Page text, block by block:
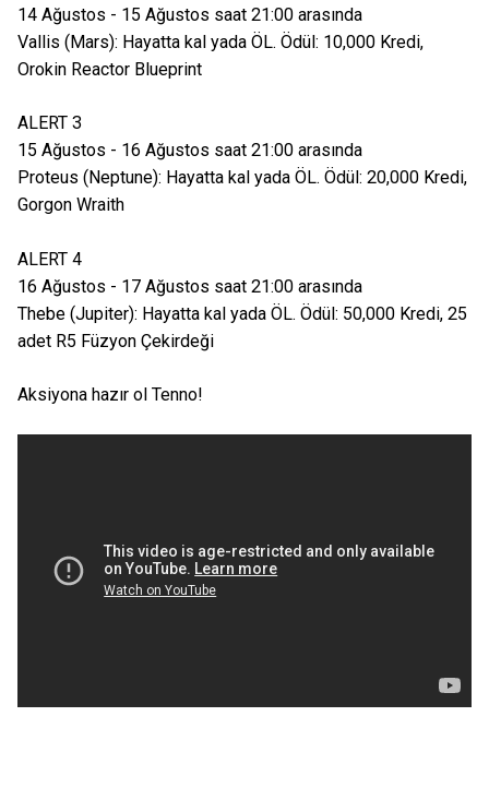
14 Ağustos - 15 Ağustos saat 21:00 arasında
Vallis (Mars): Hayatta kal yada ÖL. Ödül: 10,000 Kredi,
Orokin Reactor Blueprint
ALERT 3
15 Ağustos - 16 Ağustos saat 21:00 arasında
Proteus (Neptune): Hayatta kal yada ÖL. Ödül: 20,000 Kredi,
Gorgon Wraith
ALERT 4
16 Ağustos - 17 Ağustos saat 21:00 arasında
Thebe (Jupiter): Hayatta kal yada ÖL. Ödül: 50,000 Kredi, 25
adet R5 Füzyon Çekirdeği
Aksiyona hazır ol Tenno!